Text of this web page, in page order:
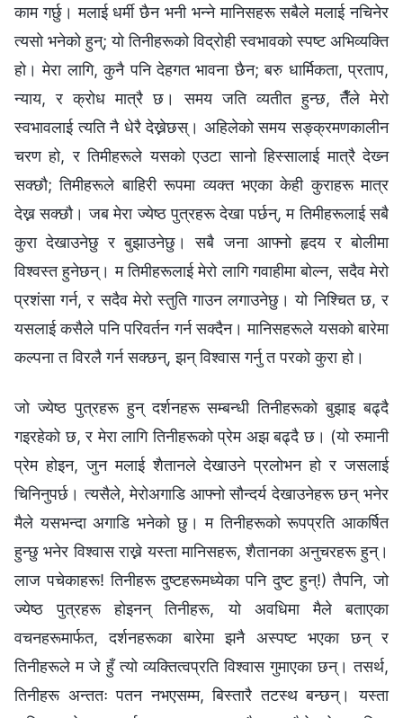
काम गर्छु। मलाई धर्मी छैन भनी भन्‍ने मानिसहरू सबैले मलाई नचिनेर
त्यसो भनेको हुन्; यो तिनीहरूको विद्रोही स्वभावको स्पष्ट अभिव्यक्ति
हो। मेरा लागि, कुनै पनि देहगत भावना छैन; बरु धार्मिकता, प्रताप,
न्याय, र क्रोध मात्रै छ। समय जति व्यतीत हुन्छ, तैँले मेरो
स्वभावलाई त्यति नै धेरै देख्नेछस्। अहिलेको समय सङ्क्रमणकालीन
चरण हो, र तिमीहरूले यसको एउटा सानो हिस्सालाई मात्रै देख्‍न
सक्छौ; तिमीहरूले बाहिरी रूपमा व्यक्त भएका केही कुराहरू मात्र
देख्न सक्छौ। जब मेरा ज्येष्ठ पुत्रहरू देखा पर्छन्, म तिमीहरूलाई सबै
कुरा देखाउनेछु र बुझाउनेछु। सबै जना आफ्नो हृदय र बोलीमा
विश्‍वस्त हुनेछन्। म तिमीहरूलाई मेरो लागि गवाहीमा बोल्न, सदैव मेरो
प्रशंसा गर्न, र सदैव मेरो स्तुति गाउन लगाउनेछु। यो निश्‍चित छ, र
यसलाई कसैले पनि परिवर्तन गर्न सक्दैन। मानिसहरूले यसको बारेमा
कल्पना त विरलै गर्न सक्छन्, झन् विश्‍वास गर्नु त परको कुरा हो।
जो ज्येष्ठ पुत्रहरू हुन् दर्शनहरू सम्‍बन्धी तिनीहरूको बुझाइ बढ्दै
गइरहेको छ, र मेरा लागि तिनीहरूको प्रेम अझ बढ्दै छ। (यो रुमानी
प्रेम होइन, जुन मलाई शैतानले देखाउने प्रलोभन हो र जसलाई
चिनिनुपर्छ। त्यसैले, मेरोअगाडि आफ्नो सौन्दर्य देखाउनेहरू छन् भनेर
मैले यसभन्दा अगाडि भनेको छु। म तिनीहरूको रूपप्रति आकर्षित
हुन्छु भनेर विश्‍वास राख्ने यस्ता मानिसहरू, शैतानका अनुचरहरू हुन्।
लाज पचेकाहरू! तिनीहरू दुष्टहरूमध्येका पनि दुष्ट हुन्!) तैपनि, जो
ज्येष्ठ पुत्रहरू होइनन् तिनीहरू, यो अवधिमा मैले बताएका
वचनहरूमार्फत, दर्शनहरूका बारेमा झनै अस्पष्ट भएका छन् र
तिनीहरूले म जे हुँ त्यो व्यक्तित्वप्रति विश्‍वास गुमाएका छन्। तसर्थ,
तिनीहरू अन्ततः पतन नभएसम्म, बिस्तारै तटस्थ बन्छन्। यस्ता